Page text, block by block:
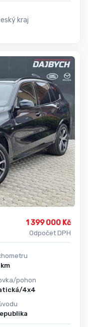
kraj
1 399 000 Kč
Odpočet DPH
42 805 km
pohon
4x4